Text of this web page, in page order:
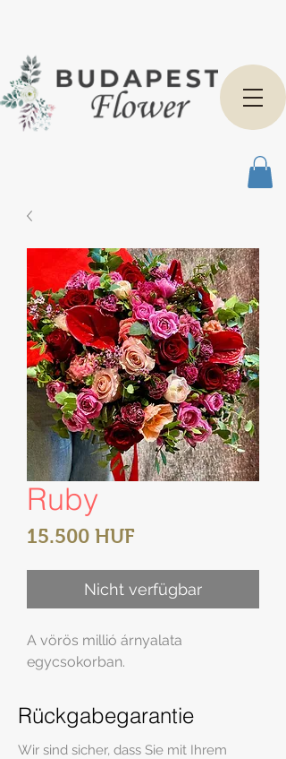
Ruby
15.500 HUFPreis
Nicht verfügbar
A vörös millió árnyalata
egycsokorban.
Rückgabegarantie
Wir sind sicher, dass Sie mit Ihrem